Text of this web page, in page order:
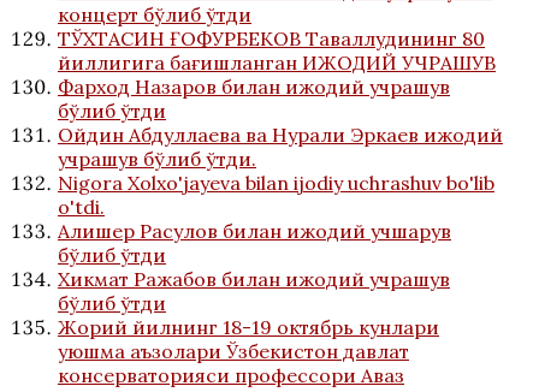
концерт бўлиб ўтди
ТЎХТАСИН ҒОФУРБЕКОВ Таваллудининг 80
йиллигига бағишланган ИЖОДИЙ УЧРАШУВ
Фарход Назаров билан ижодий учрашув
бўлиб ўтди
Ойдин Абдуллаева ва Нурали Эркаев ижодий
учрашув бўлиб ўтди.
Nigora Xolxo'jayeva bilan ijodiy uchrashuv bo'lib
o'tdi.
Алишер Расулов билан ижодий учшарув
бўлиб ўтди
Хикмат Ражабов билан ижодий учрашув
бўлиб ўтди
Жорий йилнинг 18-19 октябрь кунлари
уюшма аъзолари Ўзбекистон давлат
консерваторияси профессори Аваз